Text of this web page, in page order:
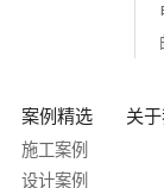
案例精选
施工案例
设计案例
关